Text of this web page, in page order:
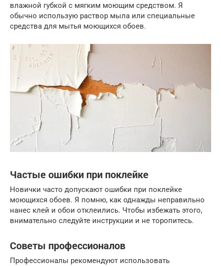
влажной губкой с мягким моющим средством. Я
обычно использую раствор мыла или специальные
средства для мытья моющихся обоев.
Частые ошибки при поклейке
Новички часто допускают ошибки при поклейке
моющихся обоев. Я помню, как однажды неправильно
нанес клей и обои отклеились. Чтобы избежать этого,
внимательно следуйте инструкции и не торопитесь.
Советы профессионалов
Профессионалы рекомендуют использовать